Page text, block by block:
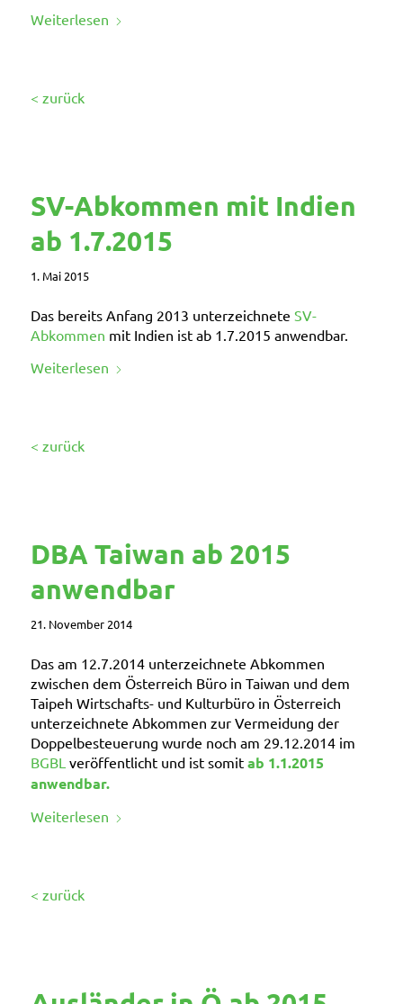
Weiterlesen
< zurück
SV-Abkommen mit Indien
ab 1.7.2015
1. Mai 2015
Das bereits Anfang 2013 unterzeichnete SV-
Abkommen mit Indien ist ab 1.7.2015 anwendbar.
Weiterlesen
< zurück
DBA Taiwan ab 2015
anwendbar
21. November 2014
Das am 12.7.2014 unterzeichnete Abkommen
zwischen dem Österreich Büro in Taiwan und dem
Taipeh Wirtschafts- und Kulturbüro in Österreich
unterzeichnete Abkommen zur Vermeidung der
Doppelbesteuerung wurde noch am 29.12.2014 im
BGBL veröffentlicht und ist somit ab 1.1.2015
anwendbar.
Weiterlesen
< zurück